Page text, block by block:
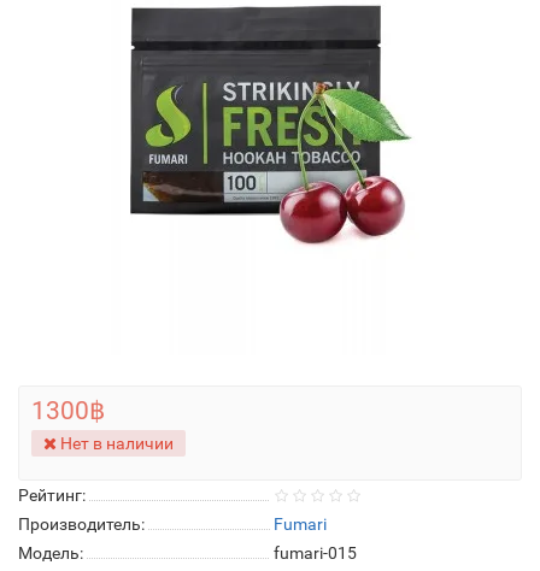
Рейтинг:
Производитель:
Fumari
Модель:
fumari-015
1300฿
Нет в наличии